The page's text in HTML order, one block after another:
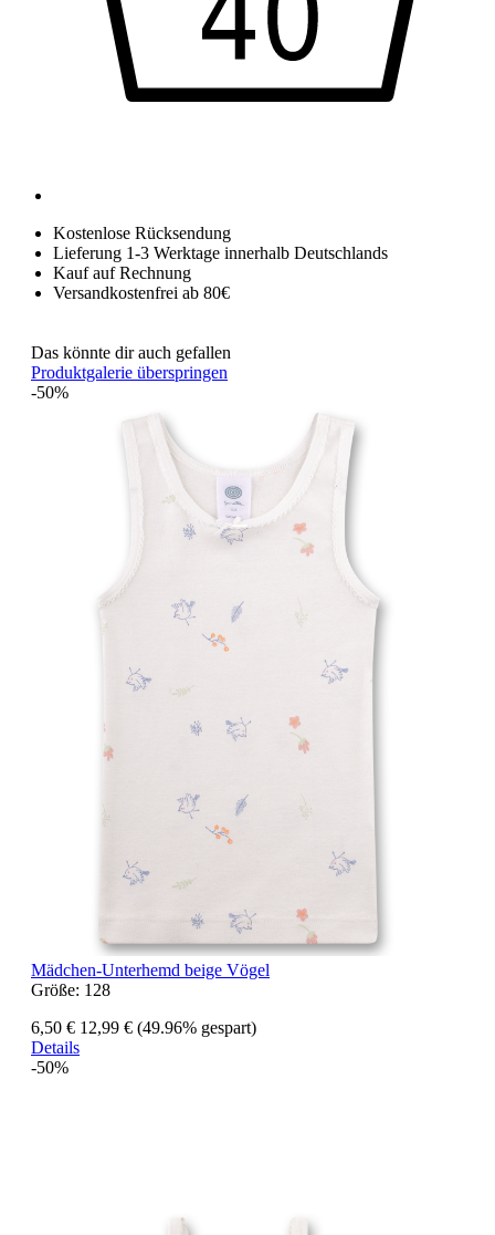
Kostenlose Rücksendung
Lieferung 1-3 Werktage innerhalb Deutschlands
Kauf auf Rechnung
Versandkostenfrei ab 80€
Das könnte dir auch gefallen
Produktgalerie überspringen
-50%
Mädchen-Unterhemd beige Vögel
Größe: 128
6,50 € 12,99 € (49.96% gespart)
Details
-50%